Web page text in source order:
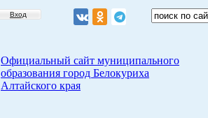
Вход
Официальный сайт муниципального
образования город Белокуриха
Алтайского края